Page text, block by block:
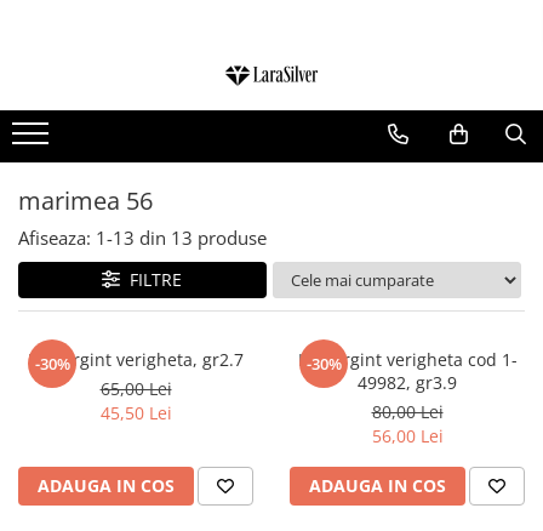
CERCEI ARGINT
BRATARI ARGINT
COLIERE ARGINT
LANTISOARE ARGINT
CRUCIULITE SI ICONITE ARGINT
PANDANTIVE ARGINT
BROSE ARGINT
VERIGHETE ARGINT
BIJUTERII ARGINT PENTRU BARBATI
INELE ARGINT
marimea 56
Afiseaza: 1-13 din 13 produse
FILTRE
-30%
Inel argint verigheta, gr2.7
65,00 Lei
45,50 Lei
ADAUGA IN COS
-30%
Inel argint verigheta cod 1-
49982, gr3.9
80,00 Lei
56,00 Lei
ADAUGA IN COS